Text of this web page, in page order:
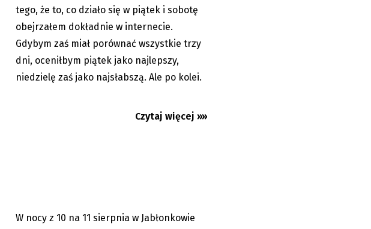
tego, że to, co działo się w piątek i sobotę
obejrzałem dokładnie w internecie.
Gdybym zaś miał porównać wszystkie trzy
dni, oceniłbym piątek jako najlepszy,
niedzielę zaś jako najsłabszą. Ale po kolei.
Czytaj więcej »»
06.08.2026
W nocy z 10 na 11 sierpnia w Jabłonkowie